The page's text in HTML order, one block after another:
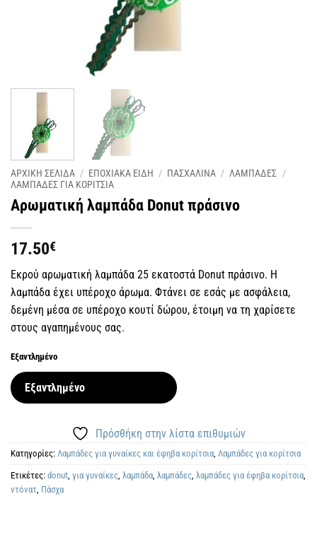
ΑΡΧΙΚΗ ΣΕΛΙΔΑ / ΕΠΟΧΙΑΚΑ ΕΙΔΗ / ΠΑΣΧΑΛΙΝΑ / ΛΑΜΠΑΔΕΣ /
ΛΑΜΠΑΔΕΣ ΓΙΑ ΚΟΡΙΤΣΙΑ
Αρωματική λαμπάδα Donut πράσινο
17.50€
Εκρού αρωματική λαμπάδα 25 εκατοστά Donut πράσινο. Η
λαμπάδα έχει υπέροχο άρωμα. Φτάνει σε εσάς με ασφάλεια,
δεμένη μέσα σε υπέροχο κουτί δώρου, έτοιμη να τη χαρίσετε
στους αγαπημένους σας.
Εξαντλημένο
Εξαντλημένο
Πρόσθήκη στην λίστα επιθυμιών
Κατηγορίες: Λαμπάδες για γυναίκες και έφηβα κορίτσια Λαμπάδες για κορίτσια
Ετικέτες: donut για γυναίκες λαμπάδα λαμπάδες λαμπάδες για έφηβα κορίτσια
ντόνατ Πάσχα